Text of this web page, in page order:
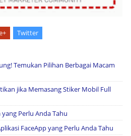
Twitter
Temukan Pilihan Berbagai Macam
jika Memasang Stiker Mobil Full
Perlu Anda Tahu
FaceApp yang Perlu Anda Tahu